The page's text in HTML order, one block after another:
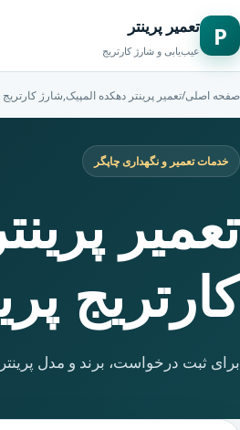
P تعمیر پرینتر
عیب‌یابی و شارژ کارتریج
صفحه اصلی/تعمیر پرینتر دهکده المپیک,شارژ
خدمات تعمیر و نگهداری چاپگر
تعمیر
کارتریج
برای ثبت درخواست، برند و مدل